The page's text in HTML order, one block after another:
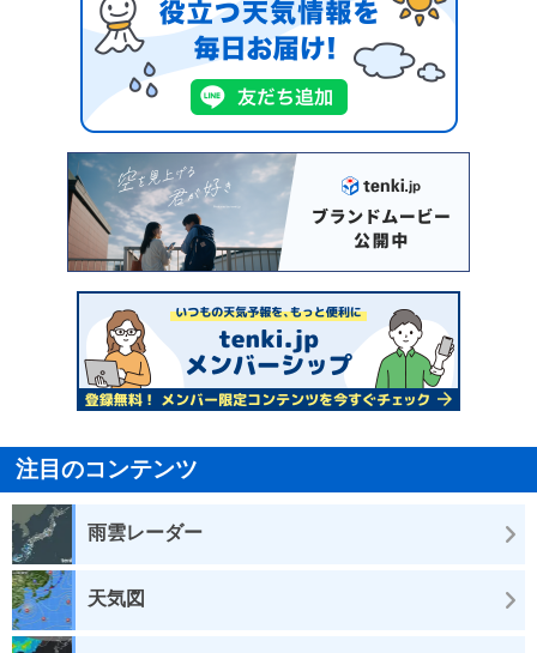
注目のコンテンツ
雨雲レーダー
天気図